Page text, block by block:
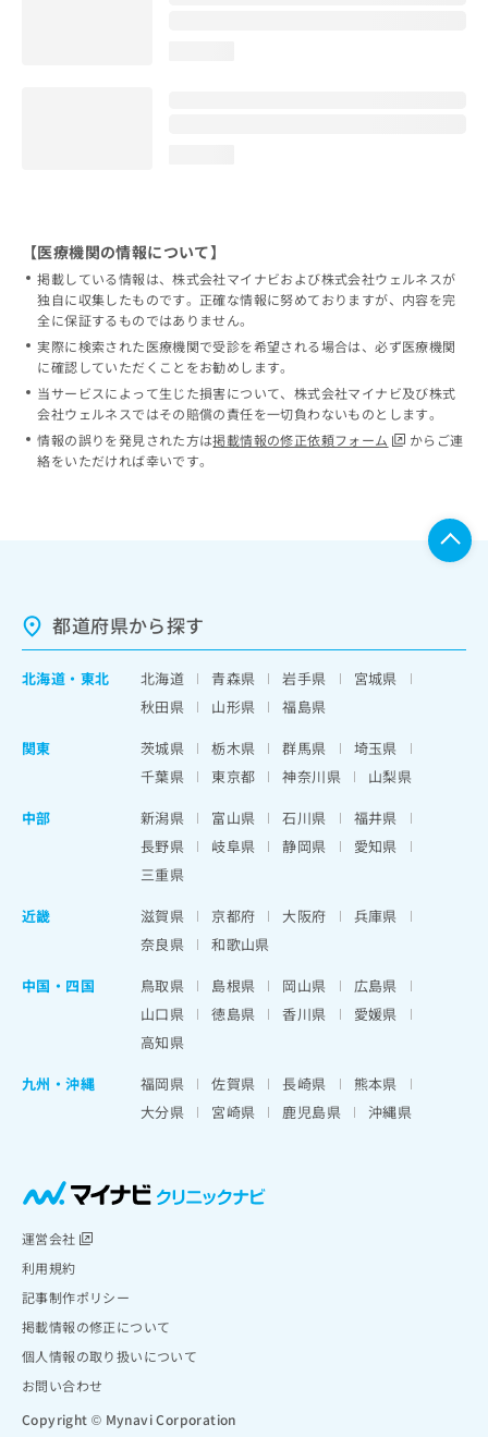
【医療機関の情報について】
掲載している情報は、株式会社マイナビおよび株式会社ウェルネスが
独自に収集したものです。正確な情報に努めておりますが、内容を完
全に保証するものではありません。
実際に検索された医療機関で受診を希望される場合は、必ず医療機関
に確認していただくことをお勧めします。
当サービスによって生じた損害について、株式会社マイナビ及び株式
会社ウェルネスではその賠償の責任を一切負わないものとします。
情報の誤りを発見された方は掲載情報の修正依頼フォーム
からご連
絡をいただければ幸いです。
都道府県から探す
北海道 ・ 東北 北海道 青森県 岩手県
宮城県
秋田県
山形県
福島県
関東
茨城県 栃木県 群馬県
埼玉県
千葉県
東京都 神奈川県
山梨県
中部
新潟県 富山県 石川県
福井県
長野県
岐阜県 静岡県
愛知県
三重県
近畿
滋賀県 京都府 大阪府
兵庫県
奈良県
和歌山県
中国・四国
鳥取県 島根県 岡山県
広島県
山口県
徳島県 香川県
愛媛県
高知県
九州・沖縄
福岡県 佐賀県 長崎県
熊本県
大分県
宮崎県 鹿児島県 沖縄県
運営会社
利用規約
記事制作ポリシー
掲載情報の修正について
個人情報の取り扱いについて
お問い合わせ
Copyright © Mynavi Corporation